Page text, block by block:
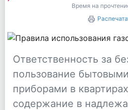
Время на
Ответственность за
пользование
приборами в
содержание в